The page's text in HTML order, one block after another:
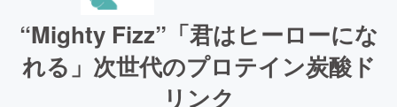
“Mighty Fizz”「君はヒーローにな
れる」次世代のプロテイン炭酸ド
リンク